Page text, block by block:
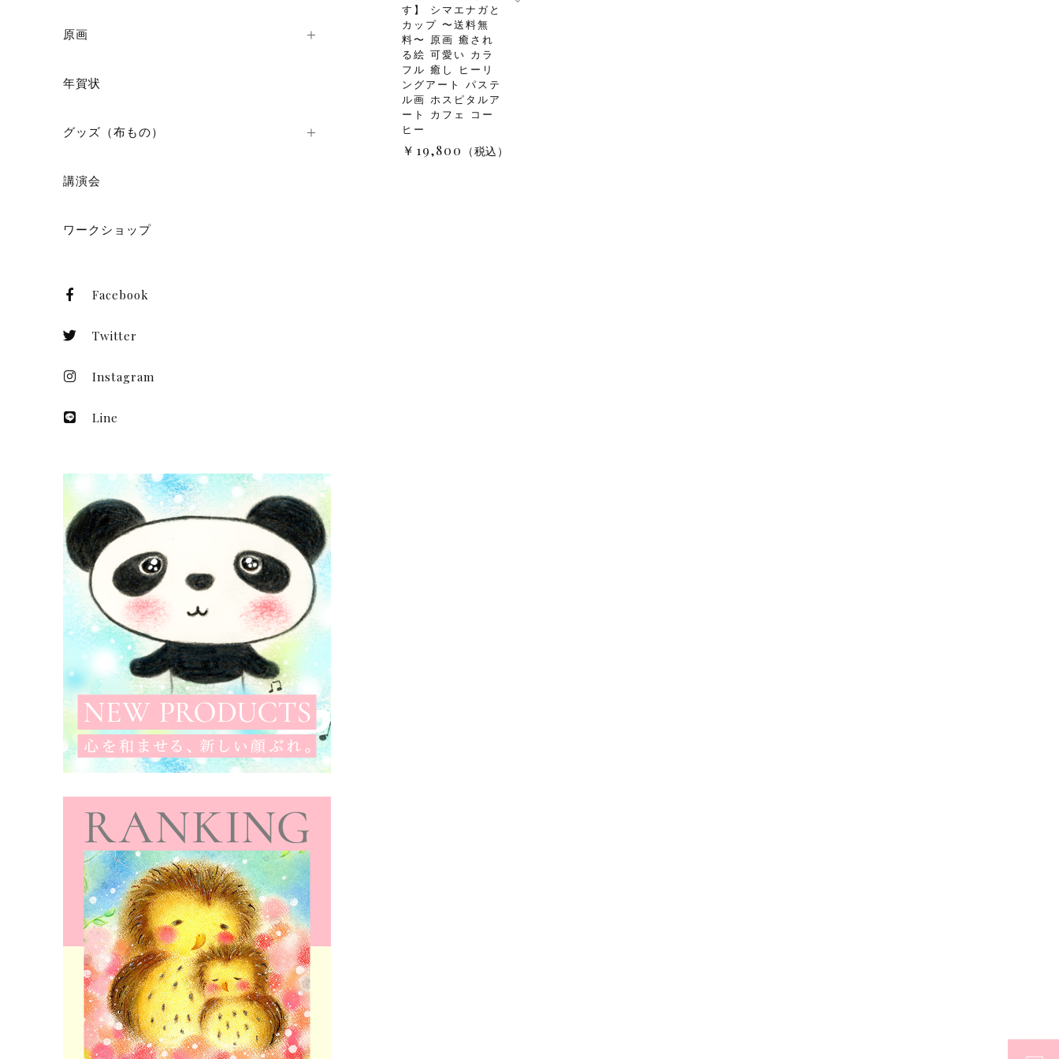
す】 シマエナガと
カップ 〜送料無
料〜 原画 癒され
る絵 可愛い カラ
フル 癒し ヒーリ
ングアート パステ
ル画 ホスピタルア
ート カフェ コー
ヒー
￥19,800 （税込）
原画
年賀状
グッズ（布もの）
講演会
ワークショップ
Facebook
Twitter
Instagram
Line